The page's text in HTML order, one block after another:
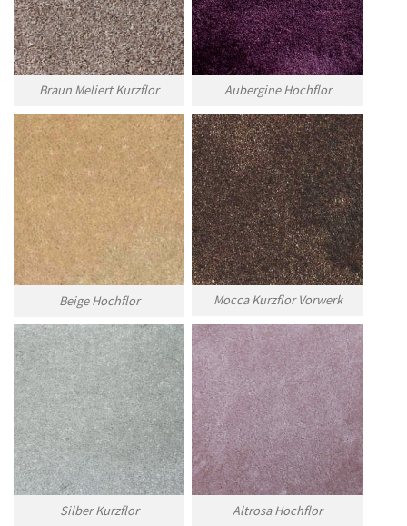
Braun Meliert Kurzflor Aubergine Hochflor
Beige Hochflor Mocca Kurzflor Vorwerk
Silber Kurzflor Altrosa Hochflor